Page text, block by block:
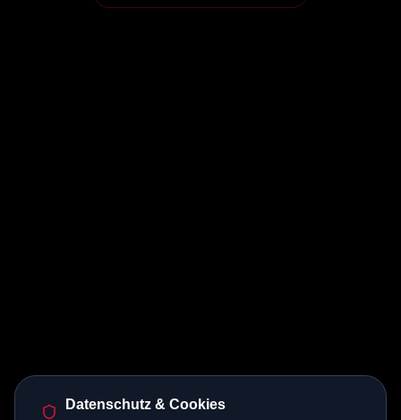
Datenschutz & Cookies